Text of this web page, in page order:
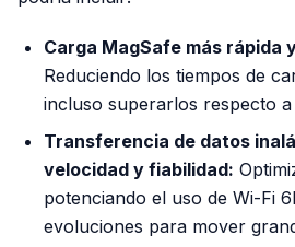
Carga MagSafe más rápida
Reduciendo los tiempos de
incluso superarlos respecto
Transferencia de datos
velocidad y fiabilidad:
potenciando el uso de Wi-Fi
evoluciones para mover